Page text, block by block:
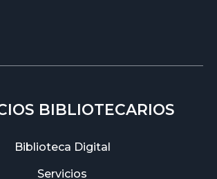
BIBLIOTECARIOS
Biblioteca Digital
Servicios